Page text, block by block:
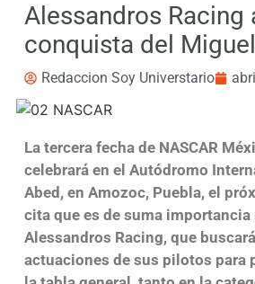
Alessandros Racing
conquista del
Redaccion Soy Universtario
La tercera fecha de NASCAR
celebrará en el Autódromo
Abed, en Amozoc, Puebla, el
cita que es de suma importancia
Alessandros Racing, que
actuaciones de sus pilotos para